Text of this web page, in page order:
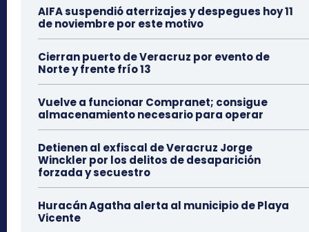
AIFA suspendió aterrizajes y despegues hoy 11
de noviembre por este motivo
Cierran puerto de Veracruz por evento de
Norte y frente frío 13
Vuelve a funcionar Compranet; consigue
almacenamiento necesario para operar
Detienen al exfiscal de Veracruz Jorge
Winckler por los delitos de desaparición
forzada y secuestro
Huracán Agatha alerta al municipio de Playa
Vicente